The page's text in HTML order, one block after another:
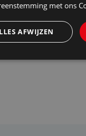
met ons
AFWIJZEN